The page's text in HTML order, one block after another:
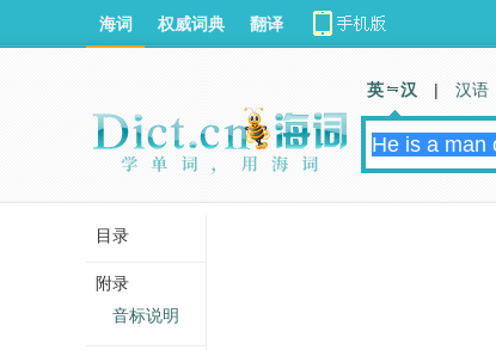
海词 权威词典 翻译
英 汉 | 汉语
目录
附录
音标说明